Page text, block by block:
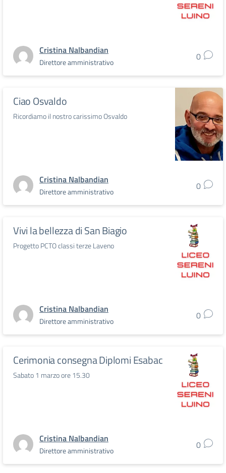
Cristina Nalbandian
Direttore amministrativo 0
Ciao Osvaldo
Ricordiamo il nostro carissimo Osvaldo
Cristina Nalbandian
Direttore amministrativo 0
Vivi la bellezza di San Biagio
Progetto PCTO classi terze Laveno
Cristina Nalbandian
Direttore amministrativo 0
Cerimonia consegna Diplomi Esabac
Sabato 1 marzo ore 15.30
Cristina Nalbandian
Direttore amministrativo 0